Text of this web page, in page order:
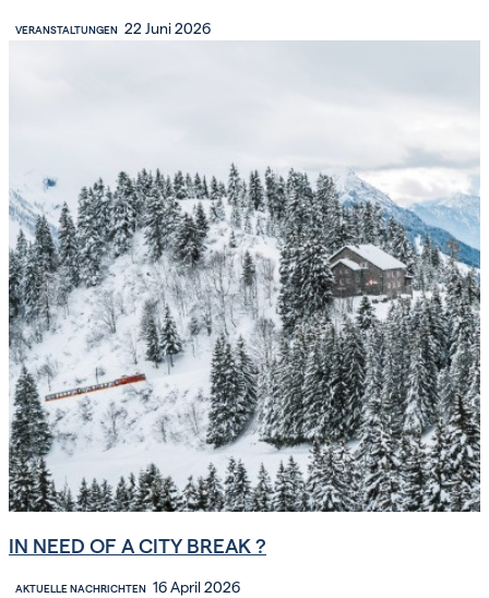
VERANSTALTUNGEN 22 Juni 2026
IN NEED OF A CITY BREAK ?
AKTUELLE NACHRICHTEN 16 April 2026